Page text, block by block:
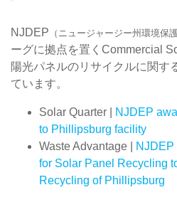
NJDEP （ニュージャージー州環境保護
ーグに拠点を置くCommercial
陽光パネルのリサイクルに関す
ています。
Solar Quarter |
NJDEP
to Phillipsburg facility
Waste Advantage |
NJDEP
for Solar Panel Recycling
Recycling of Phillipsburg